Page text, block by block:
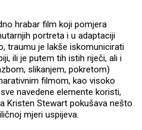
hrabar film koji pomjera
portreta i u adaptaciji
traumu je lakše iskomunicirati
ili je putem tih istih riječi, ali i
slikanjem, pokretom)
filmom, kao visoko
navedene elemente koristi,
Kristen Stewart pokušava nešto
mjeri uspijeva.